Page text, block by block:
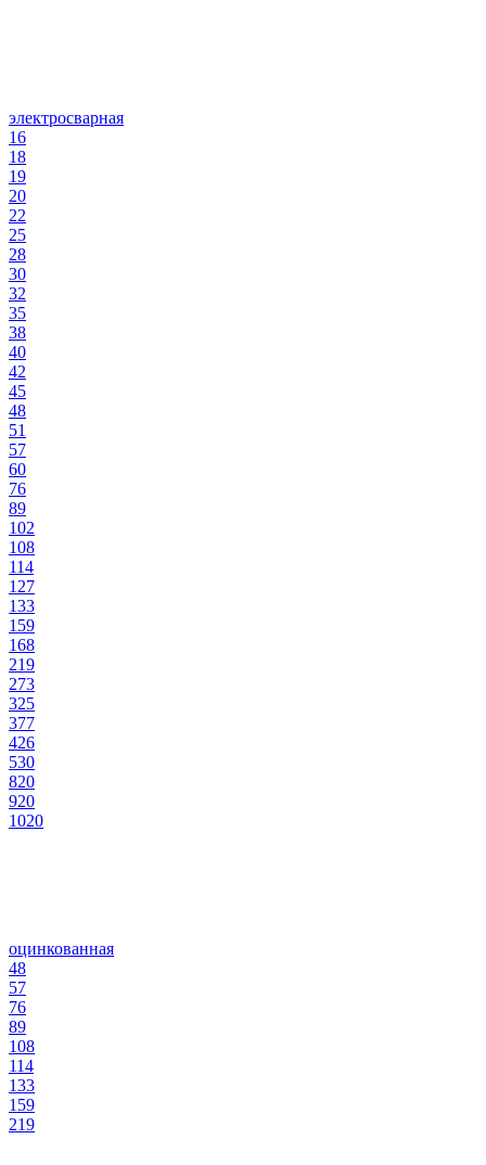
электросварная
16
18
19
20
22
25
28
30
32
35
38
40
42
45
48
51
57
60
76
89
102
108
114
127
133
159
168
219
273
325
377
426
530
820
920
1020
оцинкованная
48
57
76
89
108
114
133
159
219